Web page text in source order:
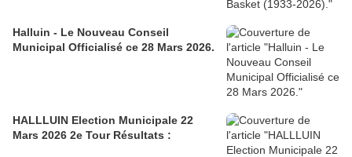
Halluin - Le Nouveau Conseil
Municipal Officialisé ce 28 Mars 2026.
HALLLUIN Election Municipale 22
Mars 2026 2e Tour Résultats :